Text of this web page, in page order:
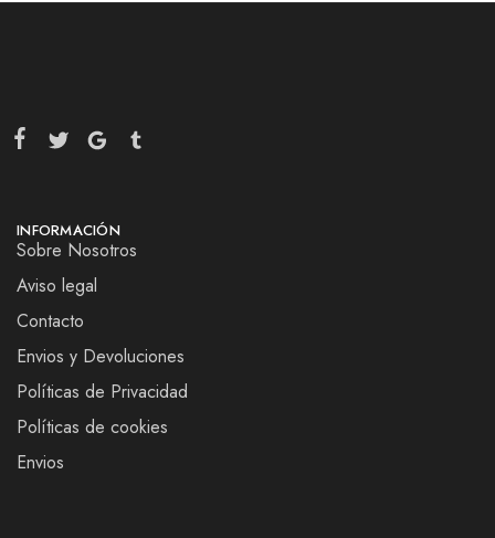
INFORMACIÓN
Sobre Nosotros
Aviso legal
Contacto
Envios y Devoluciones
Políticas de Privacidad
Políticas de cookies
Envios